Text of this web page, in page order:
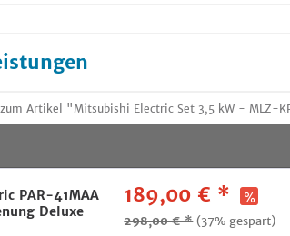
Artikel "Mitsubishi Electric Set 3,5 kW - MLZ-
PAR-41MAA
Deluxe
189,00 € *
298,00 € * (37% gespart)